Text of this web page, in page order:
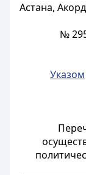
Астана,
№
Указом